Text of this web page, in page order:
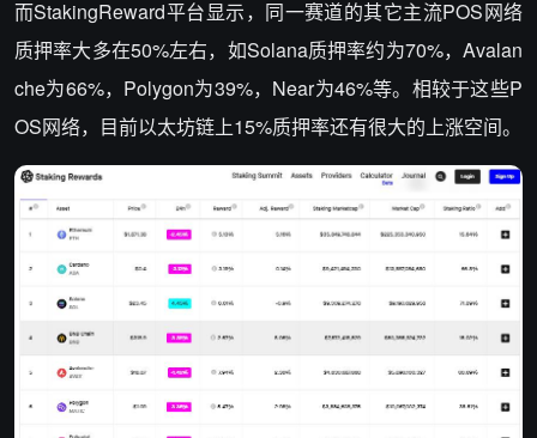
而StakingReward平台显示，同一赛道的其它主流POS网络
质押率大多在50%左右，如Solana质押率约为70%，Avalan
che为66%，Polygon为39%，Near为46%等。相较于这些P
OS网络，目前以太坊链上15%质押率还有很大的上涨空间。